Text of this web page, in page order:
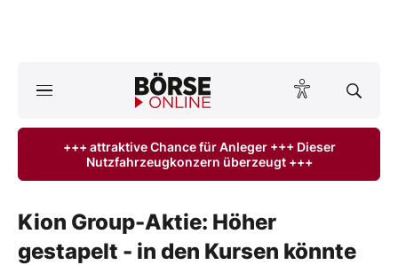
ktuelle Ausgabe BÖRSE ONLINE lesen
Finanz-Check
+++ attraktive Chance für Anleger +++ Dieser
Nutzfahrzeugkonzern überzeugt +++
Kion Group-Aktie: Höher
gestapelt - in den Kursen könnte